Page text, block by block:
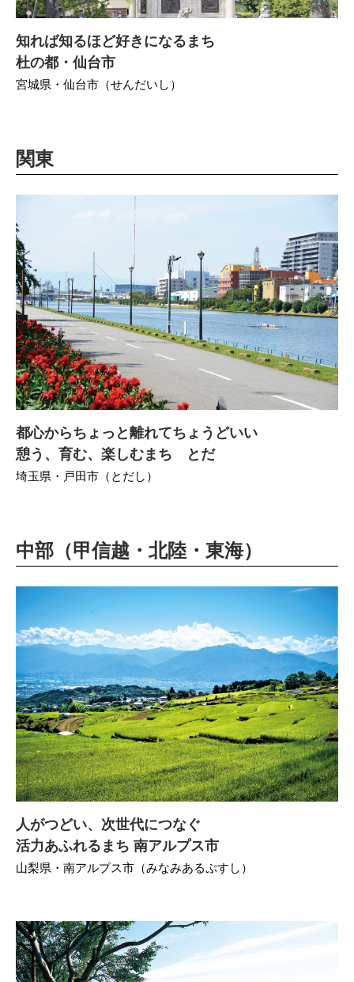
知れば知るほど好きになるまち
杜の都・仙台市
宮城県・仙台市（せんだいし）
関東
都心からちょっと離れてちょうどいい
憩う、育む、楽しむまち とだ
埼玉県・戸田市（とだし）
中部（甲信越・北陸・東海）
人がつどい、次世代につなぐ
活力あふれるまち 南アルプス市
山梨県・南アルプス市（みなみあるぷすし）